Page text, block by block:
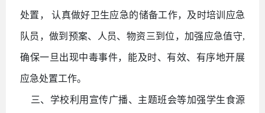
处置， 认真做好卫生应急的储备工作，及时培训应急
队员，做到预案、人员、物资三到位，加强应急值守,
确保一旦出现中毒事件，能及时、有效、有序地开展
应急处置工作。
三、学校利用宣传广播、主题班会等加强学生食源